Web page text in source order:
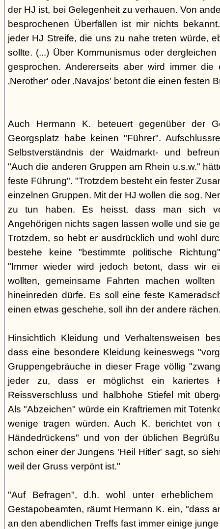
der HJ ist, bei Gelegenheit zu verhauen. Von
besprochenen Überfällen ist mir nichts
jeder HJ Streife, die uns zu nahe treten würde,
sollte. (...) Über Kommunismus oder
gesprochen. Andererseits aber wird immer die
‚Nerother' oder ‚Navajos' betont die einen festen
Auch Hermann K. beteuert gegenüber der
Georgsplatz habe keinen "Führer".
Selbstverständnis der Waidmarkt- und
"Auch die anderen Gruppen am Rhein u.s.w."
feste Führung". "Trotzdem besteht ein fester
einzelnen Gruppen. Mit der HJ wollen die sog.
zu tun haben. Es heisst, dass man sich
Angehörigen nichts sagen lassen wolle und sie
Trotzdem, so hebt er ausdrücklich und wohl
bestehe keine "bestimmte politische
"Immer wieder wird jedoch betont, dass wir
wollten, gemeinsame Fahrten machen
hineinreden dürfe. Es soll eine feste
einen etwas geschehe, soll ihn der andere
Hinsichtlich Kleidung und Verhaltensweisen
dass eine besondere Kleidung keineswegs
Gruppengebräuche in dieser Frage völlig
jeder zu, dass er möglichst ein kariertes
Reissverschluss und halbhohe Stiefel mit
Als "Abzeichen" würde ein Kraftriemen mit
wenige tragen würden. Auch K. berichtet von
Händedrückens" und von der üblichen
schon einer der Jungens 'Heil Hitler' sagt, so
weil der Gruss verpönt ist."
"Auf Befragen", d.h. wohl unter erheblichem
Gestapobeamten, räumt Hermann K. ein, "dass
an den abendlichen Treffs fast immer einige